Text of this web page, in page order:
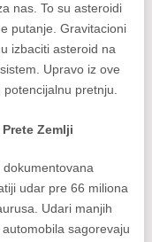
nas. To su asteroidi
putanje. Gravitacioni
izbaciti asteroid na
Upravo iz ove
pretnju.
Zemlji
udar pre 66 miliona
Udari manjih
sagorevaju